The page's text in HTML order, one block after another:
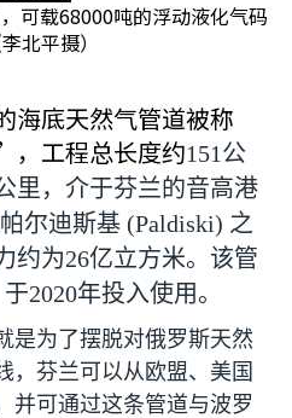
可载68000吨的浮动液化气码
北平摄）
海底天然气管道被称
工程总长度约151公
里，介于芬兰的音高港
尔迪斯基 (Paldiski) 之
约为26亿立方米。该管
2020年投入使用。
是为了摆脱对俄罗斯天然
，芬兰可以从欧盟、美国
并可通过这条管道与波罗